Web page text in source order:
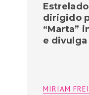
dirigido
“Marta”
e
MIRIAM